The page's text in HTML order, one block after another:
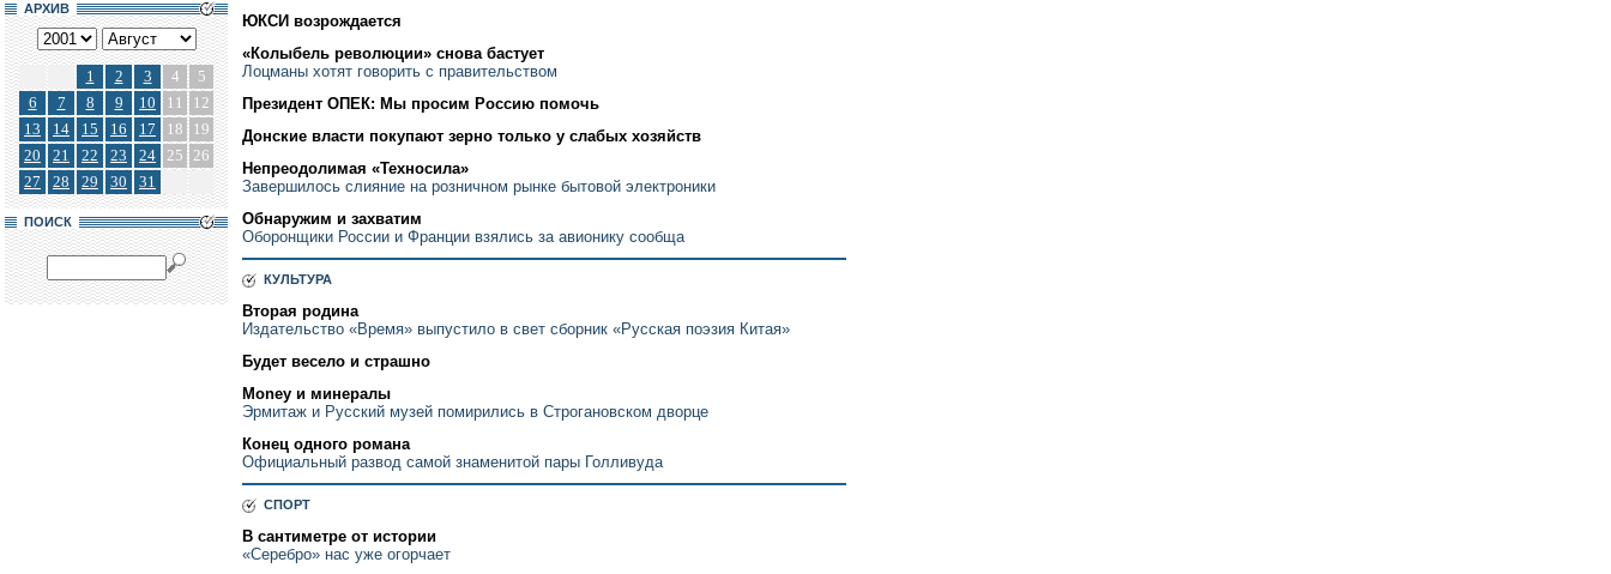
АРХИВ
1 2 3 4
5
6
7 8 9 10 11
12
13
14 15 16 17 18
19
20
21 22 23 24 25 26
27
28 29 30 31
ПОИСК
ЮКСИ возрождается
«Колыбель революции» снова бастует
Лоцманы хотят говорить с правительством
Президент ОПЕК: Мы просим Россию помочь
Донские власти покупают зерно только у слабых хозяйств
Непреодолимая «Техносила»
Завершилось слияние на розничном рынке бытовой электроники
Обнаружим и захватим
Оборонщики России и Франции взялись за авионику сообща
КУЛЬТУРА
Вторая родина
Издательство «Время» выпустило в свет сборник «Русская поэзия Китая»
Будет весело и страшно
Money и минералы
Эрмитаж и Русский музей помирились в Строгановском дворце
Конец одного романа
Официальный развод самой знаменитой пары Голливуда
СПОРТ
В сантиметре от истории
«Серебро» нас уже огорчает